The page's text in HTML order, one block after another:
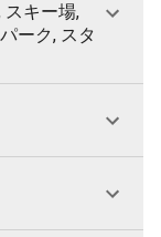
スキー場,
ーク, スタ